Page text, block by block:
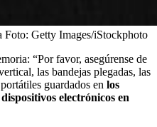
Foto: Getty Images/iStockphoto
“Por favor, asegúrense de
las bandejas plegadas, las
guardados en los
electrónicos en